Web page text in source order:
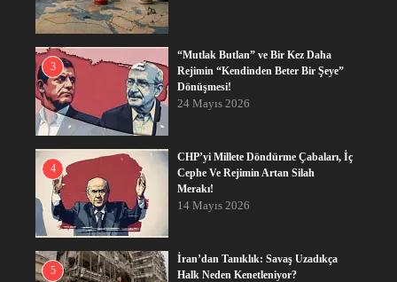
3
“Mutlak Butlan” ve Bir Kez Daha
Rejimin “Kendinden Beter Bir Şeye”
Dönüşmesi!
24 Mayıs 2026
4
CHP’yi Millete Döndürme Çabaları, İç
Cephe Ve Rejimin Artan Silah
Merakı!
14 Mayıs 2026
5
İran’dan Tanıklık: Savaş Uzadıkça
Halk Neden Kenetleniyor?